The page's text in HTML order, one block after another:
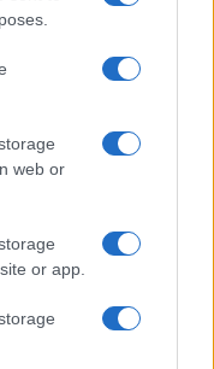
web or
or app.
tehetség volt, látták
is. Könyveket
hallatta hangját
Riportalanyként
aranyköpéseit.
az,
interjút beszélni
emberek számára.